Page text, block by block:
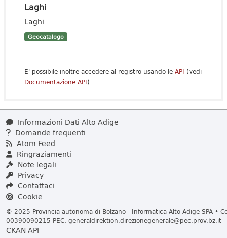
Laghi
Laghi
Geocatalogo
E' possibile inoltre accedere al registro usando le API (vedi
Documentazione API).
Informazioni Dati Alto Adige
Domande frequenti
Atom Feed
Ringraziamenti
Note legali
Privacy
Contattaci
Cookie
© 2025 Provincia autonoma di Bolzano - Informatica Alto Adige SPA •
00390090215 PEC: generaldirektion.direzionegenerale@pec.prov.bz.it
CKAN API